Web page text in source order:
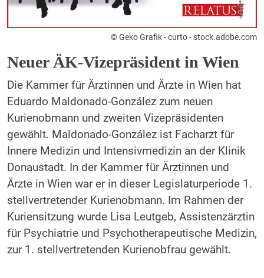
© Geko Grafik - curto - stock.adobe.com
Neuer ÄK-Vizepräsident in Wien
Die Kammer für Ärztinnen und Ärzte in Wien hat
Eduardo Maldonado-González zum neuen
Kurienobmann und zweiten Vizepräsidenten
gewählt. Maldonado-González ist Facharzt für
Innere Medizin und Intensivmedizin an der Klinik
Donaustadt. In der Kammer für Ärztinnen und
Ärzte in Wien war er in dieser Legislaturperiode 1.
stellvertretender Kurienobmann. Im Rahmen der
Kuriensitzung wurde Lisa Leutgeb, Assistenzärztin
für Psychiatrie und Psychotherapeutische Medizin,
zur 1. stellvertretenden Kurienobfrau gewählt.